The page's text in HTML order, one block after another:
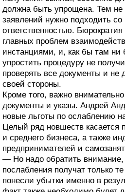
должна быть упрощена. Тем не
заявлений нужно подходить со
ответственностью.
главных проблем
инстанциями, и, как бы там ни
упростить процедуру не
проверять все документы и не
своей стороны.
Кроме того, важно
документы и указы. Андрей
новые льготы по ослаблению
Целый ряд новшеств касается
и среднего бизнеса, а также
предпринимателей и
— Но надо обратить внимание,
послабления получат только
понесли убытки именно в